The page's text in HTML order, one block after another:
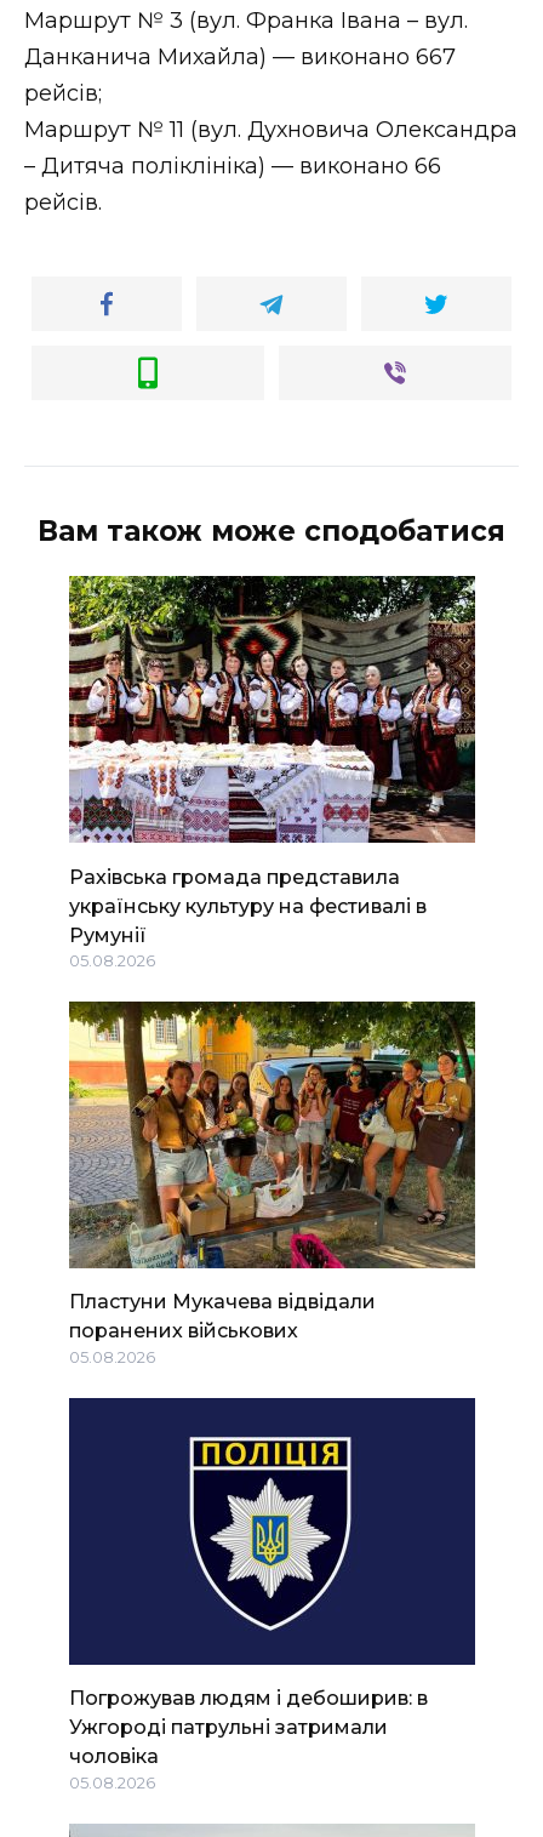
НОВИНИ ЗАХІДНОЇ УКРАЇНИ
ФОТО
Маршрут № 3 (вул. Франка Івана – вул.
Данканича Михайла) — виконано 667
рейсів;
Маршрут № 11 (вул. Духновича Олександра
– Дитяча поліклініка) — виконано 66
рейсів.
Вам також може сподобатися
Рахівська громада представила
українську культуру на фестивалі в
Румунії
05.08.2026
Пластуни Мукачева відвідали
поранених військових
05.08.2026
Погрожував людям і дебоширив: в
Ужгороді патрульні затримали
чоловіка
05.08.2026